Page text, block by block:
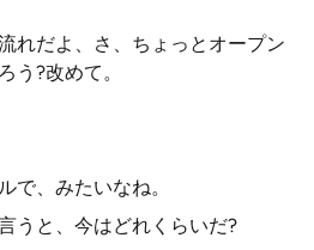
れだよ、さ、ちょっとオープン
う?改めて。
で、みたいなね。
うと、今はどれくらいだ?